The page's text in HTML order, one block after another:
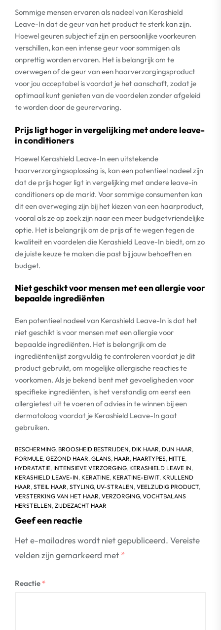
Sommige mensen ervaren als nadeel van Kerashield
Leave-In dat de geur van het product te sterk kan zijn.
Hoewel geuren subjectief zijn en persoonlijke voorkeuren
verschillen, kan een intense geur voor sommigen als
onprettig worden ervaren. Het is belangrijk om te
overwegen of de geur van een haarverzorgingsproduct
voor jou acceptabel is voordat je het aanschaft, zodat je
optimaal kunt genieten van de voordelen zonder afgeleid
te worden door de geurervaring.
Prijs ligt hoger in vergelijking met andere leave-
in conditioners
Hoewel Kerashield Leave-In een uitstekende
haarverzorgingsoplossing is, kan een potentieel nadeel zijn
dat de prijs hoger ligt in vergelijking met andere leave-in
conditioners op de markt. Voor sommige consumenten kan
dit een overweging zijn bij het kiezen van een haarproduct,
vooral als ze op zoek zijn naar een meer budgetvriendelijke
optie. Het is belangrijk om de prijs af te wegen tegen de
kwaliteit en voordelen die Kerashield Leave-In biedt, om zo
de juiste keuze te maken die past bij jouw behoeften en
budget.
Niet geschikt voor mensen met een allergie voor
bepaalde ingrediënten
Een potentieel nadeel van Kerashield Leave-In is dat het
niet geschikt is voor mensen met een allergie voor
bepaalde ingrediënten. Het is belangrijk om de
ingrediëntenlijst zorgvuldig te controleren voordat je dit
product gebruikt, om mogelijke allergische reacties te
voorkomen. Als je bekend bent met gevoeligheden voor
specifieke ingrediënten, is het verstandig om eerst een
allergietest uit te voeren of advies in te winnen bij een
dermatoloog voordat je Kerashield Leave-In gaat
gebruiken.
BESCHERMING, BROOSHEID BESTRIJDEN, DIK HAAR, DUN HAAR,
FORMULE, GEZOND HAAR, GLANS, HAAR, HAARTYPES, HITTE,
HYDRATATIE, INTENSIEVE VERZORGING, KERASHIELD LEAVE IN,
KERASHIELD LEAVE-IN, KERATINE, KERATINE-EIWIT, KRULLEND
HAAR, STEIL HAAR, STYLING, UV-STRALEN, VEELZIJDIG PRODUCT,
VERSTERKING VAN HET HAAR, VERZORGING, VOCHTBALANS
HERSTELLEN, ZIJDEZACHT HAAR
Geef een reactie
Het e-mailadres wordt niet gepubliceerd. Vereiste
velden zijn gemarkeerd met *
Reactie *